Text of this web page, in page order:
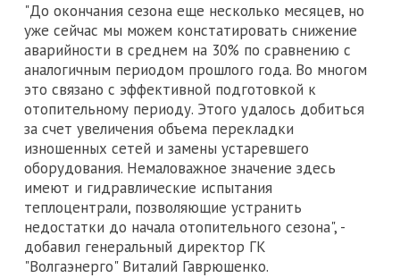
"До окончания сезона еще несколько месяцев, но
уже сейчас мы можем констатировать снижение
аварийности в среднем на 30% по сравнению с
аналогичным периодом прошлого года. Во многом
это связано с эффективной подготовкой к
отопительному периоду. Этого удалось добиться
за счет увеличения объема перекладки
изношенных сетей и замены устаревшего
оборудования. Немаловажное значение здесь
имеют и гидравлические испытания
теплоцентрали, позволяющие устранить
недостатки до начала отопительного сезона", -
добавил генеральный директор ГК
"Волгаэнерго" Виталий Гаврюшенко.